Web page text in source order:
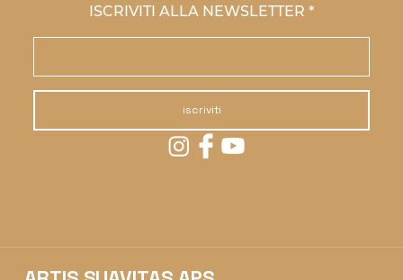
ISCRIVITI ALLA NEWSLETTER
iscriviti